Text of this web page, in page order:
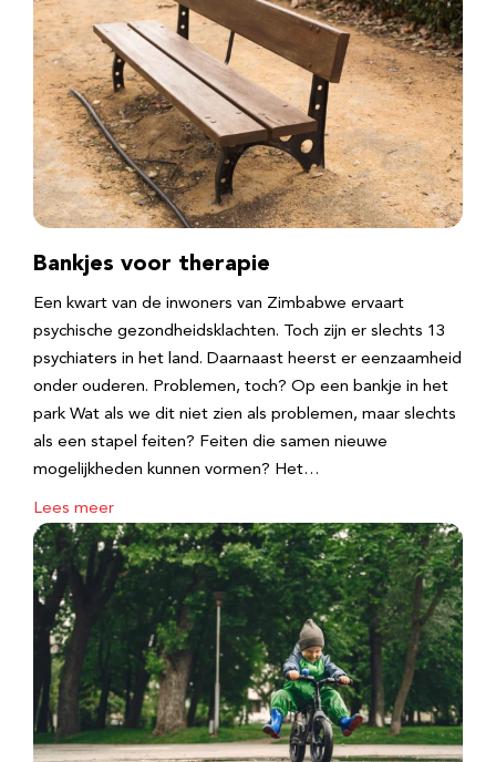
Bankjes voor therapie
Een kwart van de inwoners van Zimbabwe ervaart
psychische gezondheidsklachten. Toch zijn er slechts 13
psychiaters in het land. Daarnaast heerst er eenzaamheid
onder ouderen. Problemen, toch? Op een bankje in het
park Wat als we dit niet zien als problemen, maar slechts
als een stapel feiten? Feiten die samen nieuwe
mogelijkheden kunnen vormen? Het…
Lees meer